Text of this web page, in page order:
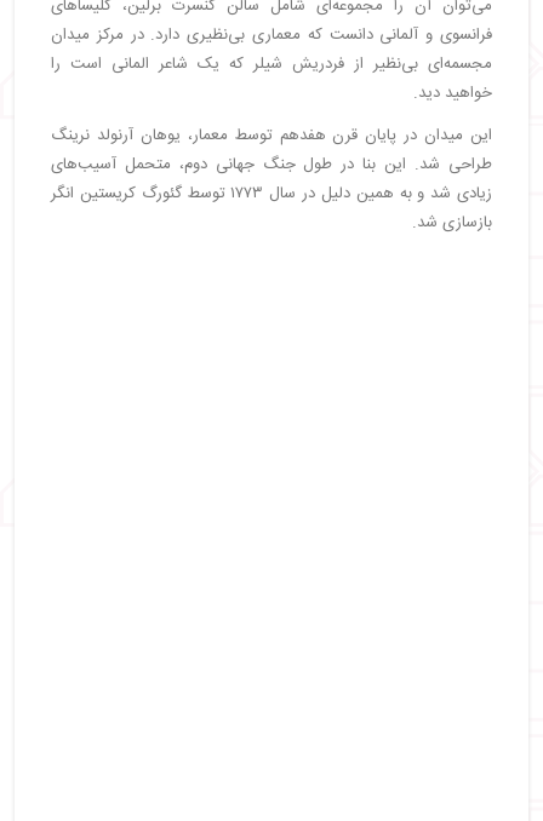
می‌توان آن را مجموعه‌ای شامل سالن کنسرت برلین، کلیساهای
فرانسوی و آلمانی دانست که معماری بی‌نظیری دارد. در مرکز میدان
مجسمه‌ای بی‌نظیر از فردریش شیلر که یک شاعر المانی است را
خواهید دید.
این میدان در پایان قرن هفدهم توسط معمار، یوهان آرنولد نرینگ
طراحی شد. این بنا در طول جنگ جهانی دوم، متحمل آسیب‌های
زیادی شد و به همین دلیل در سال ۱۷۷۳ توسط گئورگ کریستین انگر
بازسازی شد.